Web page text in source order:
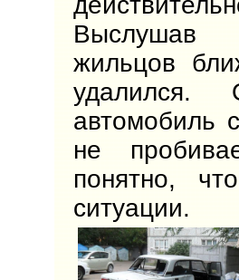
Выслушав
жильцов
автомобиль
не
понятно,
ситуации.